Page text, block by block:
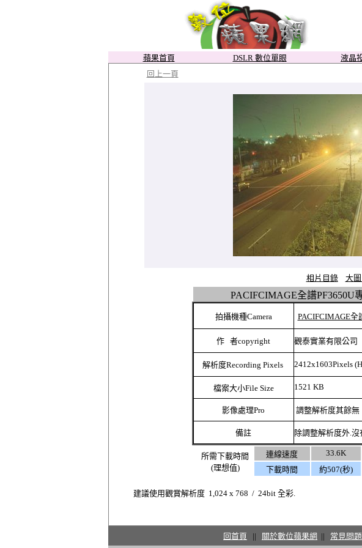
蘋果首頁 DSLR 數位單眼 液晶
回上一頁
相片目錄 大
PACIFCIMAGE全譜PF3650U
拍攝機種Camera PACIFCIMAGE全
作 者copyright 觀泰實業有限公司
解析度Recording Pixels 2412x1603Pixels
檔案大小File Size 1521 KB
影像處理Pro 調整解析度其餘無
備註 除調整解析度外.沒
所需下載時間
(理想值)
連線速度 33.6K
下載時間
約507(秒)
建議使用觀賞解析度 1,024 x 768 / 24bit 全彩.
回首頁 || 關於數位蘋果網 || 常見問題